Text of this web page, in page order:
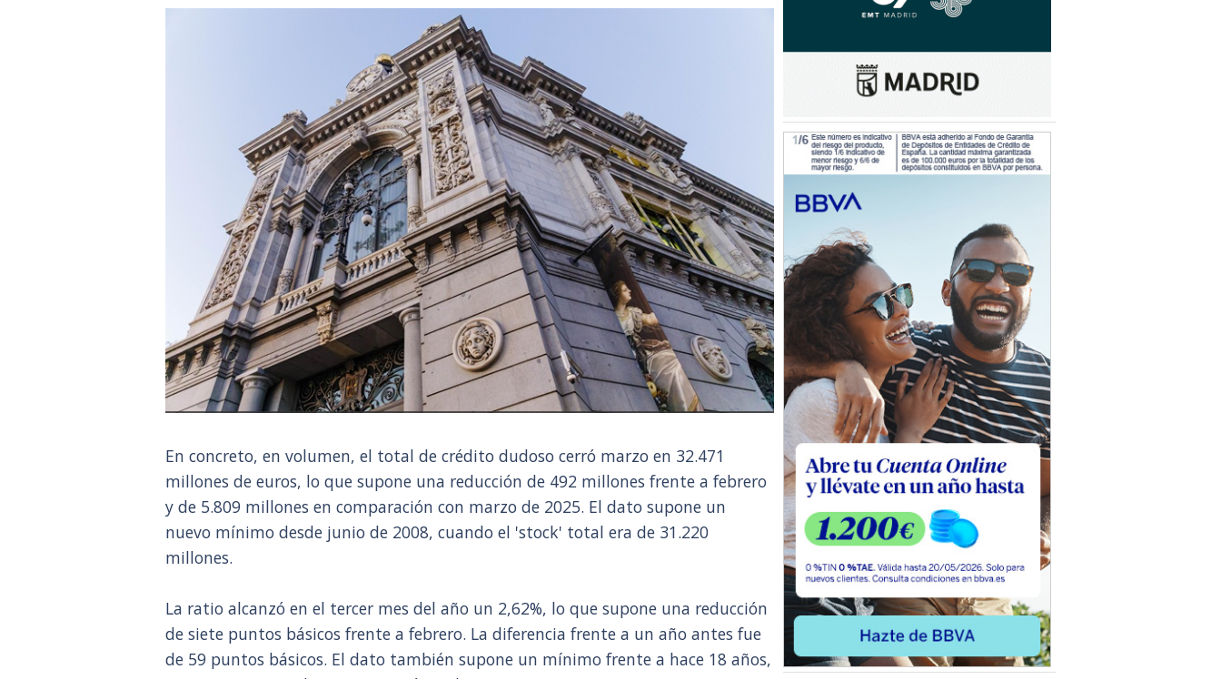
En concreto, en volumen, el total de crédito dudoso cerró marzo en 32.471
millones de euros, lo que supone una reducción de 492 millones frente a febrero
y de 5.809 millones en comparación con marzo de 2025. El dato supone un
nuevo mínimo desde junio de 2008, cuando el 'stock' total era de 31.220
millones.
La ratio alcanzó en el tercer mes del año un 2,62%, lo que supone una reducción
de siete puntos básicos frente a febrero. La diferencia frente a un año antes fue
de 59 puntos básicos. El dato también supone un mínimo frente a hace 18 años,